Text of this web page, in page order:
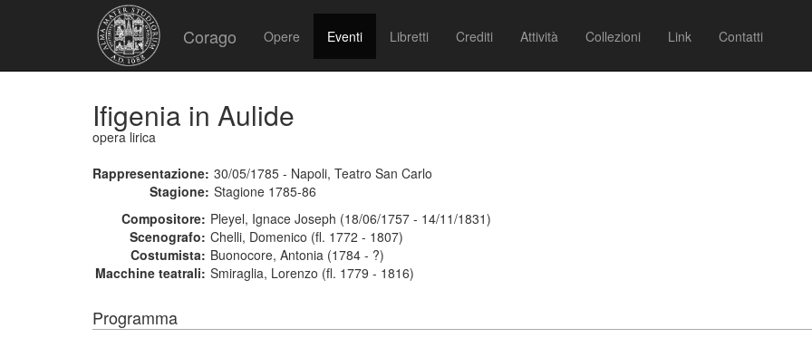
Corago Opere Eventi Libretti Crediti Attività Collezioni Link Contatti
Ifigenia in Aulide
opera lirica
Rappresentazione: 30/05/1785 - Napoli, Teatro San Carlo
Stagione: Stagione 1785-86
Compositore: Pleyel, Ignace Joseph (18/06/1757 - 14/11/1831)
Scenografo: Chelli, Domenico (fl. 1772 - 1807)
Costumista: Buonocore, Antonia (1784 - ?)
Macchine teatrali: Smiraglia, Lorenzo (fl. 1779 - 1816)
Programma